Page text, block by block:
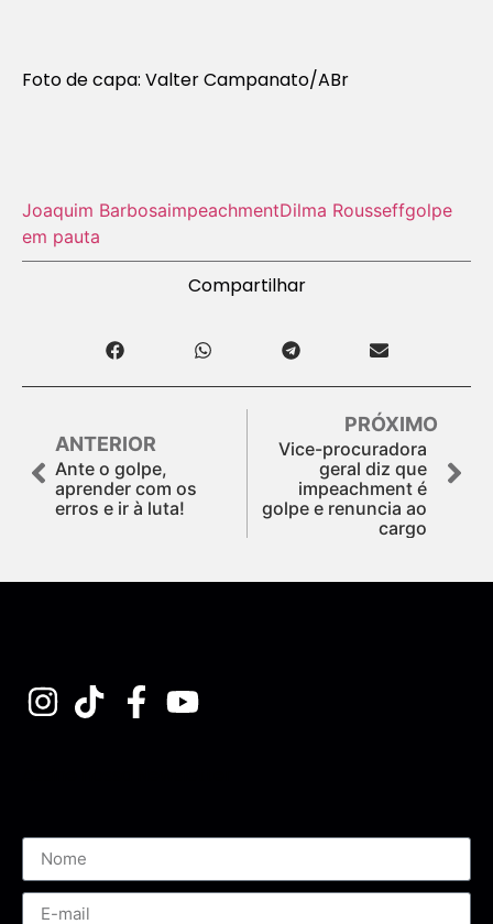
Foto de capa: Valter Campanato/ABr
Joaquim BarbosaimpeachmentDilma Rousseffgolpe
em pauta
Compartilhar
ANTERIOR
Ante o golpe,
aprender com os
erros e ir à luta!
PRÓXIMO
Vice-procuradora
geral diz que
impeachment é
golpe e renuncia ao
cargo